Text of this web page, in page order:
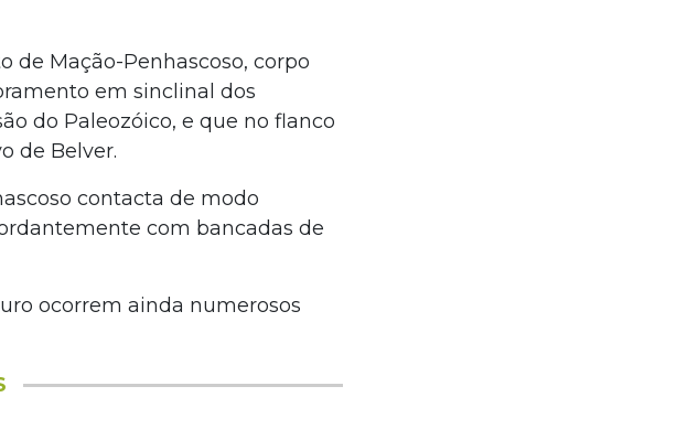
de Mação-Penhascoso, corpo
em sinclinal dos
do Paleozóico, e que no flanco
de Belver.
contacta de modo
com bancadas de
ocorrem ainda numerosos